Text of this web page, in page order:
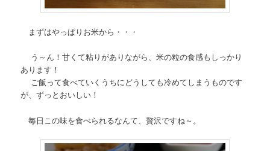
まずはやっぱりお米から・・・
う～ん！甘くて粘りがありながら、米の粒の食感もしっかり
あります！
ご飯って食べていくうちにどうしても冷めてしまうものです
が、ずっとおいしい！
毎日この味を食べられるなんて、贅沢ですね～。